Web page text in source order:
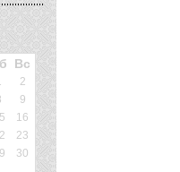
Вс
2
9
16
23
30